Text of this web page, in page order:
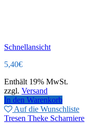
Schnellansicht
5,40€
Enthält 19% MwSt.
zzgl. Versand
In den Warenkorb
Auf die Wunschliste
Tresen Theke Scharniere